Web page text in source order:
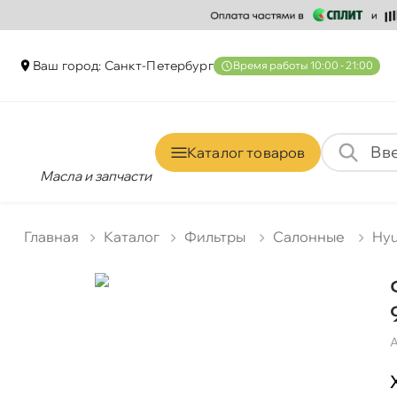
аш город: Санкт-Петербур ремя работы 10:00 - 21:00
Масла и запчасти
Каталог товаро
Главная Катало Фильтры Салонные